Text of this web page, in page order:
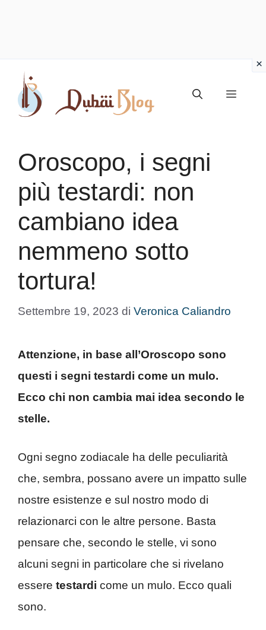
contenuto
Menu
Oroscopo, i segni
più testardi: non
cambiano idea
nemmeno sotto
tortura!
Settembre 19, 2023 di Veronica Caliandro
Attenzione, in base all’Oroscopo sono
questi i segni testardi come un mulo.
Ecco chi non cambia mai idea secondo le
stelle.
Ogni segno zodiacale ha delle peculiarità
che, sembra, possano avere un impatto sulle
nostre esistenze e sul nostro modo di
relazionarci con le altre persone. Basta
pensare che, secondo le stelle, vi sono
alcuni segni in particolare che si rivelano
essere testardi come un mulo. Ecco quali
sono.